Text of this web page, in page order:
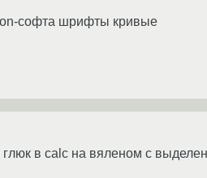
софта шрифты кривые
в calc на вяленом с